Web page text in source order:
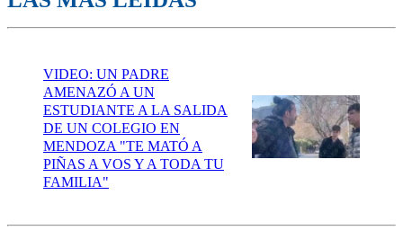
VIDEO: UN PADRE
AMENAZÓ A UN
ESTUDIANTE A LA SALIDA
DE UN COLEGIO EN
MENDOZA "TE MATÓ A
PIÑAS A VOS Y A TODA TU
FAMILIA"